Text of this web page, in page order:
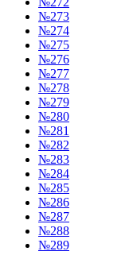
№273
№274
№275
№276
№277
№278
№279
№280
№281
№282
№283
№284
№285
№286
№287
№288
№289